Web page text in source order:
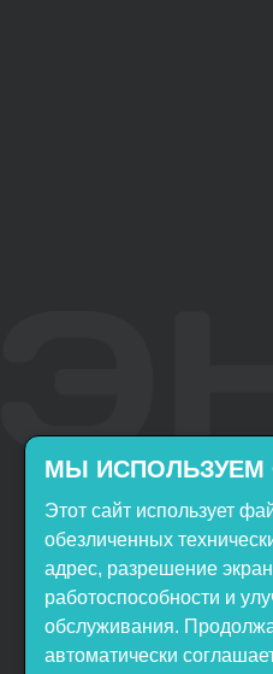
Включён в реестр
МЫ ИСПОЛЬЗУЕМ
Этот сайт использует
обезличенных
адрес, разрешение
работоспособности и
обслуживания.
автоматически